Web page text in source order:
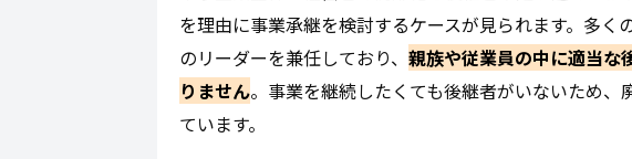
を理由に事業承継を検討するケースが見られます。多
のリーダーを兼任しており、 親族や従業員の中に適当な
りません。事業を継続したくても後継者がいないため
ています。